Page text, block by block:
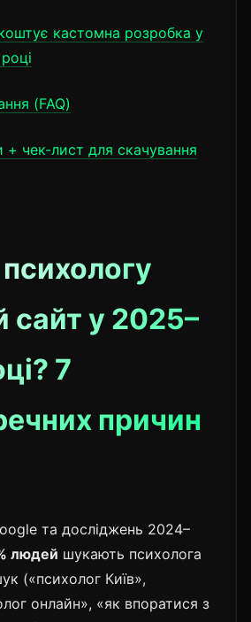
кастомна розробка у
(FAQ)
+ чек-лист для скачування
сайт у 2025–
7
причин
та досліджень 2024–
людей шукають психолога
(«психолог Київ»,
онлайн», «як впоратися з